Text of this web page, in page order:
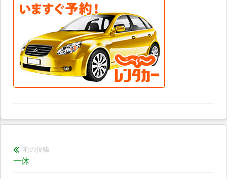
投
稿
前の投稿
前
の
一休